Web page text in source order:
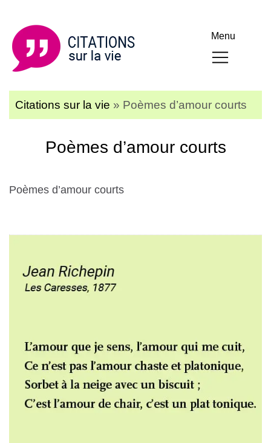
Menu
Citations sur la vie » Poèmes d’amour courts
Poèmes d’amour courts
Poèmes d’amour courts